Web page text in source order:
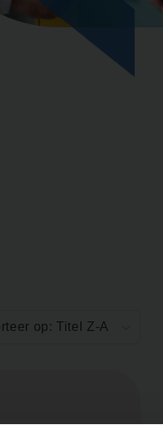
op: Titel Z-A